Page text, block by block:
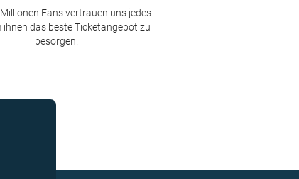
Fans vertrauen uns jedes
ihnen das beste Ticketangebot zu
besorgen.